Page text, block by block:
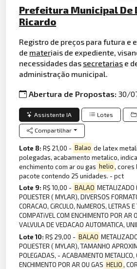
Prefeitura Municipal De
Ricardo
Registro de preços para futura e
de materiais de expediente,
necessidades das secretarias e
administração municipal.
Abertura de Propostas:30/
Assistente IA Lotes
Compartilhar
Lote 8:R$ 21,00 - Balao de latex
polegadas, acabamento metalico,
enchimento com ar ou gas helio, cores
pacote contendo 25 unidades. - pct
Lote 9:R$ 10,00 - BALAO METALIZADO
POLIESTER ( MYLAR), DIVERSOS
CORACAO, CiRCULO, NuMEROS, LETRAS
COMPATiVEL COM ENCHIMENTO POR AR
VALVULA DE VEDACAO AUTOMATICA,
Lote 10:R$ 29,00 - BALAO
POLIESTER ( MYLAR), TAMANHO
POLEGADAS, - ACABAMENTO METALICO,
ENCHIMENTO POR AR OU GAS HELIO,